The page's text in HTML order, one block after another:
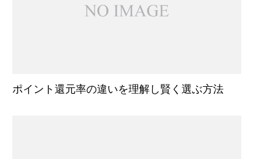
ポイント還元率の違いを理解し賢く選ぶ方法